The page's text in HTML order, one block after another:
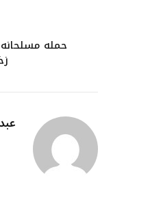
حمله